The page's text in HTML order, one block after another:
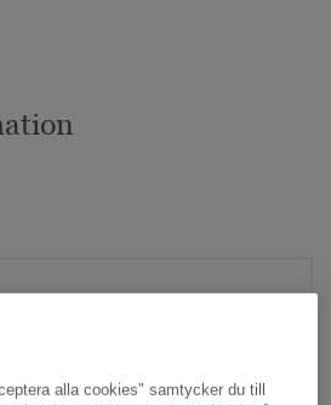
alla cookies" samtycker du till